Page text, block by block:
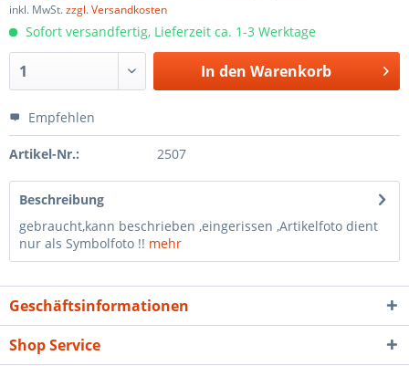
inkl. MwSt.zzgl. Versandkosten
Sofort versandfertig, Lieferzeit ca. 1-3 Werktage
In den Warenkorb
Empfehlen
Artikel-Nr.: 2507
Beschreibung
gebraucht,kann beschrieben ,eingerissen ,Artikelfoto dient
nur als Symbolfoto !! mehr
Geschäftsinformationen
Shop Service